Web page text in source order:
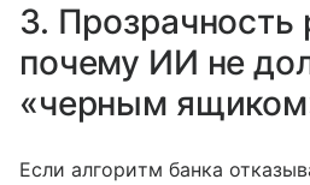
3. Прозрачность
почему ИИ не
«черным
Если алгоритм банка